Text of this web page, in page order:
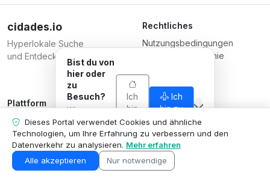
cidades.io
Hyperlokale Suche
und Entdeckung.
Rechtliches
Nutzungsbedingungen
Datenschutzrichtlinie
Plattform
Unternehmen registrieren
Pläne
Kontaktieren Sie uns
Unternehmensbereich
Verantwortlich
Serverplace Serviços de
Internet
CNPJ 04.114.466/0001-79
© 2026
Dieses Portal verwendet Cookies und ähnliche
Technologien, um Ihre Erfahrung zu verbessern und den
Datenverkehr zu analysieren. Mehr erfahren
Alle akzeptieren
Nur notwendige
Bist du von
hier oder
zu
Besuch?
Wir passen
an, was wir
dir zeigen, an
deine
Situation an.
Ich
bin
von
hier
Ich
bin zu
Besuch